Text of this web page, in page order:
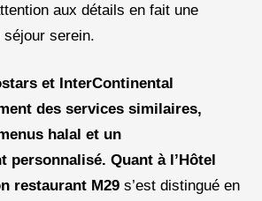
aux détails en fait une
séjour serein.
et InterContinental
des services similaires,
halal et un
personnalisé. Quant à l’ Hôtel
restaurant M29 s’est distingué en